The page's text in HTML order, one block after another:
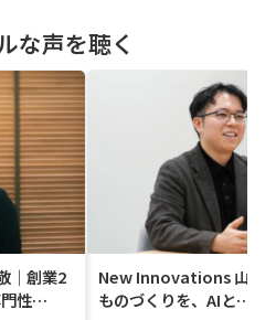
な声を聴く
｜創業2
門性…
New Innovations 山田
ものづくりを、AIと…